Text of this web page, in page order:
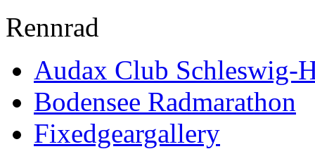
Rennrad
Audax Club Schleswig-
Bodensee Radmarathon
Fixedgeargallery